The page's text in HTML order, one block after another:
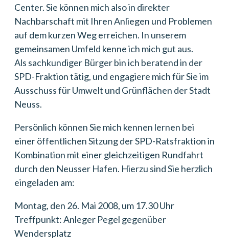
Center. Sie können mich also in direkter
Nachbarschaft mit Ihren Anliegen und Problemen
auf dem kurzen Weg erreichen. In unserem
gemeinsamen Umfeld kenne ich mich gut aus.
Als sachkundiger Bürger bin ich beratend in der
SPD-Fraktion tätig, und engagiere mich für Sie im
Ausschuss für Umwelt und Grünflächen der Stadt
Neuss.
Persönlich können Sie mich kennen lernen bei
einer öffentlichen Sitzung der SPD-Ratsfraktion in
Kombination mit einer gleichzeitigen Rundfahrt
durch den Neusser Hafen. Hierzu sind Sie herzlich
eingeladen am:
Montag, den 26. Mai 2008, um 17.30 Uhr
Treffpunkt: Anleger Pegel gegenüber
Wendersplatz